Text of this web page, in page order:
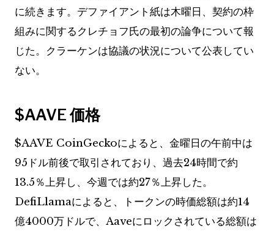
に続きます。デファイアント紙は木曜日、契約の枠
組みに関するクレチョフ氏の最初の論争について報
じた。クラーケンは協議の状況について公表してい
ない。
$AAVE価格
$AAVE CoinGeckoによると、金曜日の午前中は
95ドル前後で取引されており、過去24時間で約
13.5％上昇し、今週では約27％上昇した。
DefiLlamaによると、トークンの時価総額は約14
億4000万ドルで、Aaveにロックされている総額は